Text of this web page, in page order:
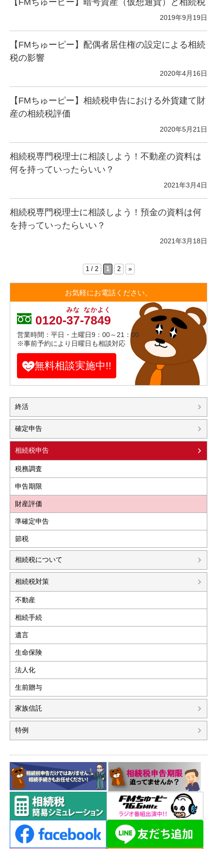
【FMちゅーピー】暗号資産（仮想通貨）と相続税
2019年9月19日
【FMちゅーピー】配偶者居住権の設定による相続
税の影響
2020年4月16日
【FMちゅーピー】相続税申告における外貨建て財
産の相続税評価
2020年5月21日
相続税専門税理士に相談しよう！不動産の資料は
何を持っていったらいい？
2021年3月4日
相続税専門税理士に相談しよう！預金の資料は何
を持っていったらいい？
2021年3月18日
1 / 2 1 2 »
お気軽にお電話ください。
0120-37
みな
-7849
なかよく
営業時間：平日・土曜日9：00～21：00
※事前予約により日曜日も相談対応
無料相談実施中!!
終活
確定申告
相続税申告
税務調査
申告期限
財産評価
準確定申告
節税
相続税について
相続税対策
不動産
相続手続
遺言
生命保険
法人化
生前贈与
家族信託
特例